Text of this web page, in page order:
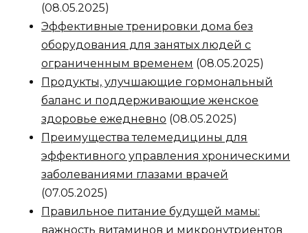
(08.05.2025)
Эффективные тренировки дома без
оборудования для занятых людей с
ограниченным временем (08.05.2025)
Продукты, улучшающие гормональный
баланс и поддерживающие женское
здоровье ежедневно (08.05.2025)
Преимущества телемедицины для
эффективного управления хроническими
заболеваниями глазами врачей
(07.05.2025)
Правильное питание будущей мамы:
важность витаминов и микронутриентов